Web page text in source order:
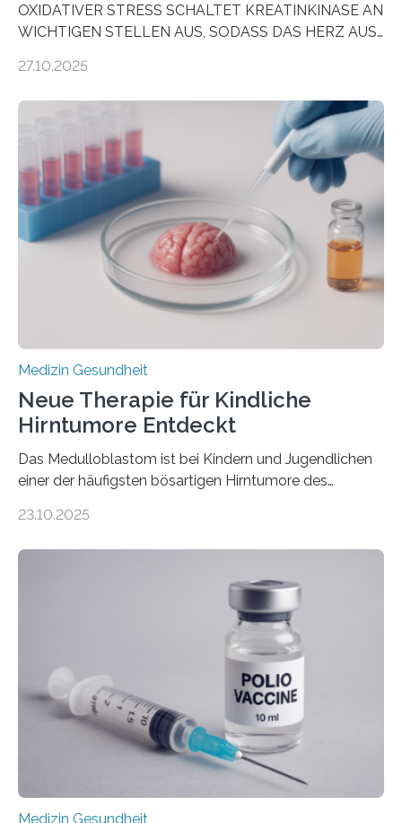
OXIDATIVER STRESS SCHALTET KREATINKINASE AN
WICHTIGEN STELLEN AUS, SODASS DAS HERZ AUS
aus dem Deutschen Zentrum für Herzinsuffizienz
im Journal Circulation, warum der Energietransport bei
der Hypertrophen Kardiomyopathie (HCM) versagen
kann und wie sich durch eine Verringerung der
Herzbelastung und des oxidativen Stresses
Rhythmusstörungen reduzieren lassen. Würzburg. Die
hypertrophe Kardiomyopathie (HCM) ist die häufigste
erblich bedingte Herzerkrankung. Sie führt dazu, dass
sich die linke Herzkammer verdickt, der Herzmuskel zu
stark kontrahiert…
27.10.2025
Medizin Gesundheit
Neue Therapie für Kindliche
Hirntumore Entdeckt
Das Medulloblastom ist bei Kindern und Jugendlichen
einer der häufigsten bösartigen Hirntumore des
Betroffenen können mit heutigen Methoden geheilt
Dringend benötigt werden zielgerichtete Therapien, die
nur Tumorschwachstellen angreifen und normales
Gewebe verschonen. Forschende um Daniel Merk vom
Hertie-Institut für klinische Hirnforschung am
Universitätsklinikum Tübingen haben eine solche
Schwachstelle im Erbgut einer Untergruppe des
Medulloblastoms gefunden. Die Wilhelm Sander-
Stiftung unterstützte das Projekt…
23.10.2025
Medizin Gesundheit